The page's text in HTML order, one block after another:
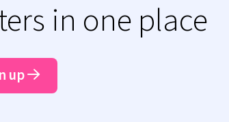
in one place
up